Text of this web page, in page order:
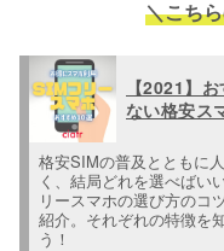
＼こち
【2021】
ない格安ス
格安SIMの普及とともに
く、結局どれを選べばい
リースマホの選び方のコ
紹介。それぞれの特徴を
う！